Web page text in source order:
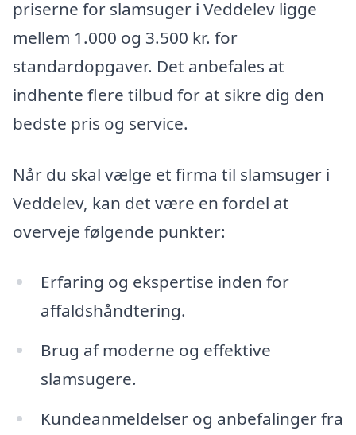
priserne for slamsuger i Veddelev ligge
mellem 1.000 og 3.500 kr. for
standardopgaver. Det anbefales at
indhente flere tilbud for at sikre dig den
bedste pris og service.
Når du skal vælge et firma til slamsuger i
Veddelev, kan det være en fordel at
overveje følgende punkter:
Erfaring og ekspertise inden for
affaldshåndtering.
Brug af moderne og effektive
slamsugere.
Kundeanmeldelser og anbefalinger fra